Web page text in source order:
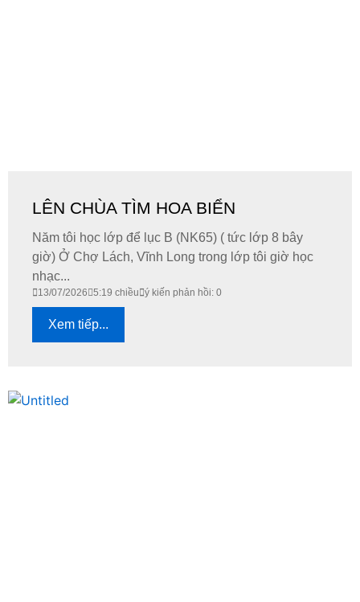
LÊN CHÙA TÌM HOA BIỂN
Năm tôi học lớp để lục B (NK65) ( tức lớp 8 bây
giờ) Ở Chợ Lách, Vĩnh Long trong lớp tôi giờ học
nhạc...
13/07/2026 5:19 chiều ý kiến phản hồi: 0
Xem tiếp...